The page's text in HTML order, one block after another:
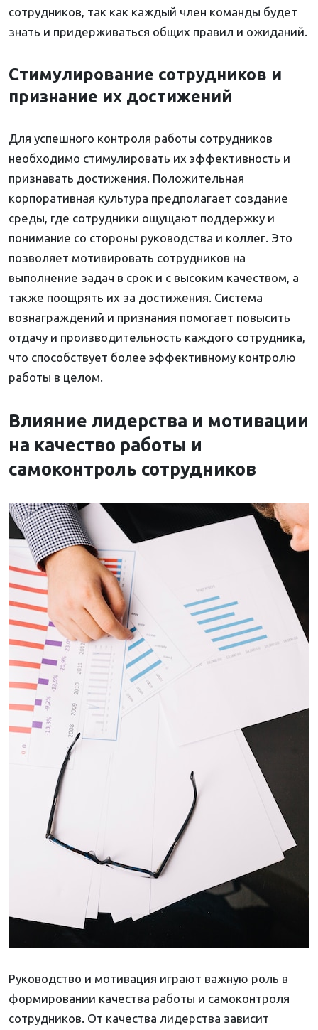
сотрудников, так как каждый член команды будет
знать и придерживаться общих правил и ожиданий.
Стимулирование сотрудников и
признание их достижений
Для успешного контроля работы сотрудников
необходимо стимулировать их эффективность и
признавать достижения. Положительная
корпоративная культура предполагает создание
среды, где сотрудники ощущают поддержку и
понимание со стороны руководства и коллег. Это
позволяет мотивировать сотрудников на
выполнение задач в срок и с высоким качеством, а
также поощрять их за достижения. Система
вознаграждений и признания помогает повысить
отдачу и производительность каждого сотрудника,
что способствует более эффективному контролю
работы в целом.
Влияние лидерства и мотивации
на качество работы и
самоконтроль сотрудников
Руководство и мотивация играют важную роль в
формировании качества работы и самоконтроля
сотрудников. От качества лидерства зависит